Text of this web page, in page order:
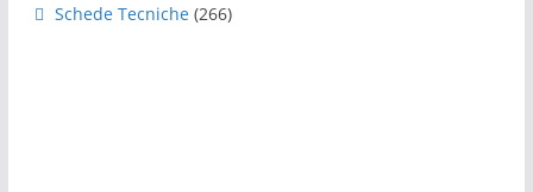
Schede Tecniche (266)